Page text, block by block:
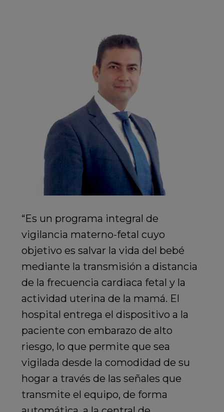
“Es un programa integral de
vigilancia materno-fetal cuyo
objetivo es salvar la vida del bebé
mediante la transmisión a distancia
de la frecuencia cardiaca fetal y la
actividad uterina de la mamá. El
hospital entrega el dispositivo a la
paciente con embarazo de alto
riesgo, lo que permite que sea
vigilada desde la comodidad de su
hogar a través de las señales que
transmite el equipo, de forma